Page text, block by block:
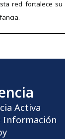
red fortalece
Activa
Información